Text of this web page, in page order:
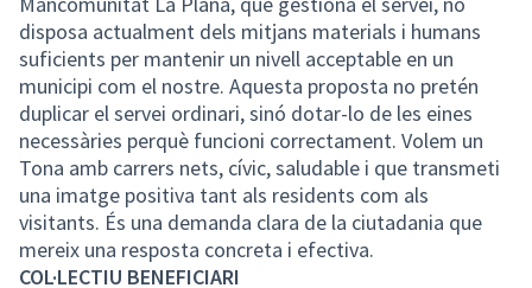
disposa actualment dels mitjans materials i humans
suficients per mantenir un nivell acceptable en un
municipi com el nostre. Aquesta proposta no pretén
duplicar el servei ordinari, sinó dotar-lo de les eines
necessàries perquè funcioni correctament. Volem un
Tona amb carrers nets, cívic, saludable i que transmeti
una imatge positiva tant als residents com als
visitants. És una demanda clara de la ciutadania que
mereix una resposta concreta i efectiva.
COL·LECTIU BENEFICIARI